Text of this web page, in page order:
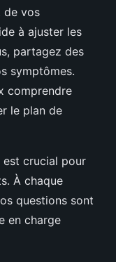
de vos
à ajuster les
partagez des
symptômes.
comprendre
le plan de
crucial pour
À chaque
questions sont
en charge